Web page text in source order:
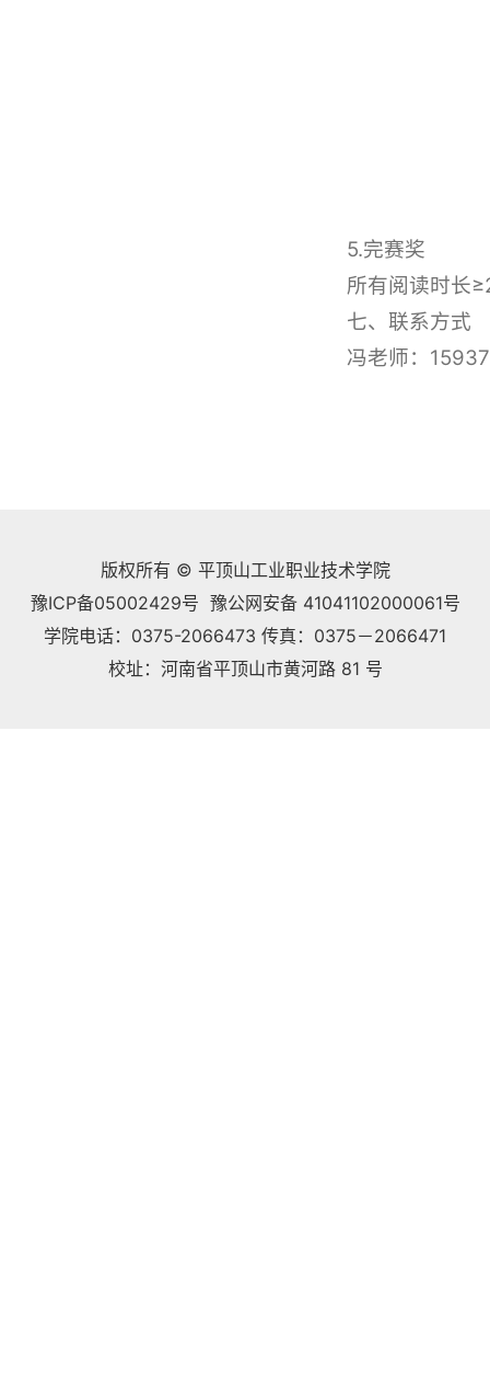
5.完赛奖
所有阅读时长
七、联系方式
冯老师：
版权所有 © 平顶山工业职业技术学院
豫ICP备05002429号 豫公网安备 41041102000061号
学院电话：0375-2066473 传真：0375－2066471
校址：河南省平顶山市黄河路 81 号